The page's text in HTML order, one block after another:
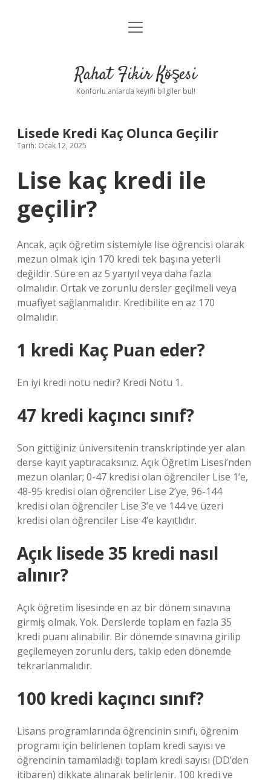
Anasayfa
Yasal Uyarı
menüyü
Rahat Fikir Köşesi
Konforlu anlarda keyifli bilgiler bul!
Lisede Kredi Kaç Olunca Geçilir
Tarih: Ocak 12, 2025
Lise kaç kredi ile
geçilir?
Ancak, açık öğretim sistemiyle lise öğrencisi olarak
mezun olmak için 170 kredi tek başına yeterli
değildir. Süre en az 5 yarıyıl veya daha fazla
olmalıdır. Ortak ve zorunlu dersler geçilmeli veya
muafiyet sağlanmalıdır. Kredibilite en az 170
olmalıdır.
1 kredi Kaç Puan eder?
En iyi kredi notu nedir? Kredi Notu 1.
47 kredi kaçıncı sınıf?
Son gittiğiniz üniversitenin transkriptinde yer alan
derse kayıt yaptıracaksınız. Açık Öğretim Lisesi’nden
mezun olanlar; 0-47 kredisi olan öğrenciler Lise 1’e,
48-95 kredisi olan öğrenciler Lise 2’ye, 96-144
kredisi olan öğrenciler Lise 3’e ve 144 ve üzeri
kredisi olan öğrenciler Lise 4’e kayıtlıdır.
Açık lisede 35 kredi nasıl
alınır?
Açık öğretim lisesinde en az bir dönem sınavına
girmiş olmak. Yok. Derslerde toplam en fazla 35
kredi puanı alınabilir. Bir dönemde sınavına girilip
geçilemeyen zorunlu ders, takip eden dönemde
tekrarlanmalıdır.
100 kredi kaçıncı sınıf?
Lisans programlarında öğrencinin sınıfı, öğrenim
programı için belirlenen toplam kredi sayısı ve
öğrencinin tamamladığı toplam kredi sayısı (DD’den
itibaren) dikkate alınarak belirlenir. 100 kredi ve